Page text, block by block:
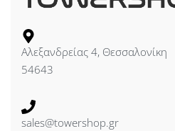
Αλεξανδρείας 4, Θεσσαλονίκη
54643
sales@towershop.gr